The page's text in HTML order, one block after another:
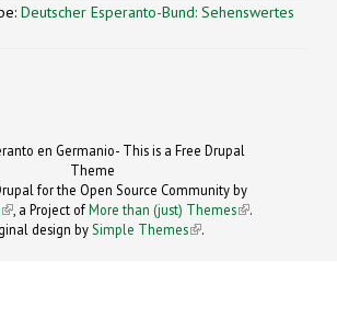
Deutscher Esperanto-Bund: Sehenswertes
en Germanio- This is a Free Drupal
Theme
for the Open Source Community by
(link is external)
, a Project ofMore than (just) Themes (link is
.
design by Simple Themes
(link is
.